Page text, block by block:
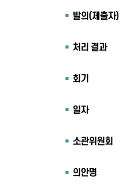
발의(제출자)
처리 결과
회기
일자
소관위원회
의안명